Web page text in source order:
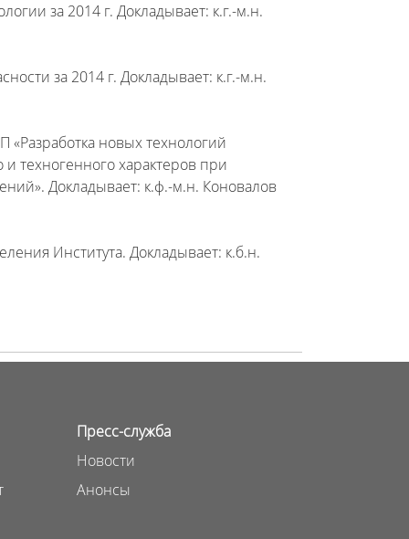
за 2014 г. Докладывает: к.г.-м.н.
за 2014 г. Докладывает: к.г.-м.н.
новых технологий
техногенного характеров при
Докладывает: к.ф.-м.н. Коновалов
Института. Докладывает: к.б.н.
Пресс-служба
Новости
Анонсы